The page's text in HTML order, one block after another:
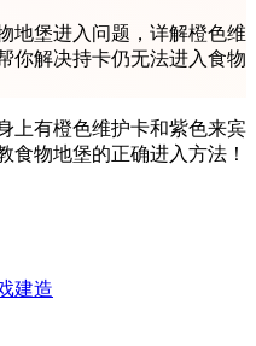
地堡进入问题，详解橙色维
你解决持卡仍无法进入食物
上有橙色维护卡和紫色来宾
食物地堡的正确进入方法！
建造